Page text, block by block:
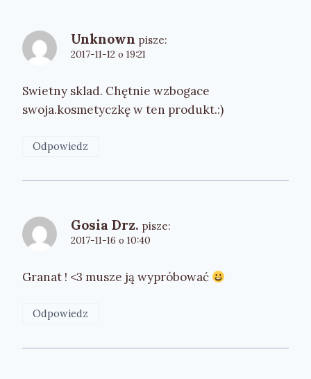
Unknown pisze:
2017-11-12 o 19:21
Swietny sklad. Chętnie wzbogace
swoja.kosmetyczkę w ten produkt.:)
Odpowiedz
Gosia Drz. pisze:
2017-11-16 o 10:40
Granat ! <3 musze ją wypróbować
Odpowiedz